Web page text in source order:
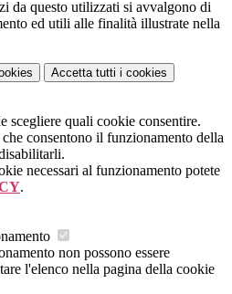
da questo utilizzati si avvalgono di
ed utili alle finalità illustrate nella
Accetta tutti i cookies
scegliere quali cookie consentire.
consentono il funzionamento della
necessari al funzionamento potete
.
non possono essere
l'elenco nella pagina della cookie